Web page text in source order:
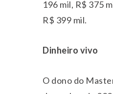
196 mil, R$ 375
R$ 399 mil.
Dinheiro vivo
O dono do